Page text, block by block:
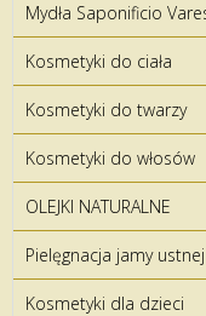
Mydła Saponificio
Kosmetyki do ciała
Kosmetyki do twarzy
Kosmetyki do włosów
OLEJKI NATURALNE
Pielęgnacja jamy ustnej
Kosmetyki dla dzieci